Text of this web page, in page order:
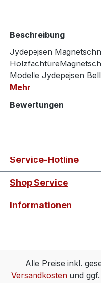
Beschreibung
Jydepejsen
Modelle Jydepejsen
Mehr
Bewertungen
Service-Hotline
Shop Service
Informationen
Alle Preise inkl.
Versandkostenund ggf.